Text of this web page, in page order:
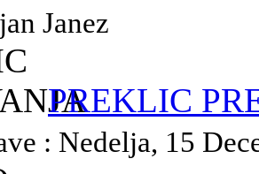
Janez
PREKLIC
: Nedelja, 15